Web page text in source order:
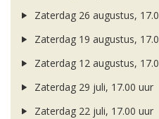
Zaterdag 26 augustus,
Zaterdag 19 augustus,
Zaterdag 12 augustus,
Zaterdag 29 juli, 17.00 uur
Zaterdag 22 juli, 17.00 uur